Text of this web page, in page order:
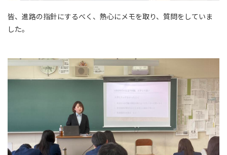
皆、進路の指針にするべく、熱心にメモを取り、質問をしていま
した。